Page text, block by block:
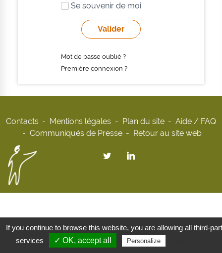
Se souvenir de moi
Mot de passe oublié ?
Première connexion ?
Contacts Mentions légales Plan du site
Aide / FAQ
Communiqués de Presse
Retour au site web
If you continue to browse this website, you are allowing all third-
services
✓ OK, accept all Personalize